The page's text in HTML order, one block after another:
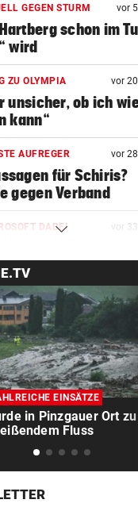
GEGEN STURM vor
schon im
wird
ZU OLYMPIA vor
unsicher, ob ich
kann“
AUFREGER vor
für Schiris?
gegen Verband
DABEI vor
Revolution
vor 35
halten die
auf Trab
vor
des Attila
ZU STARK
kein
geht unter
HÖRT AUF
EINSÄTZE
in Pinzgauer Ort zu
Fluss